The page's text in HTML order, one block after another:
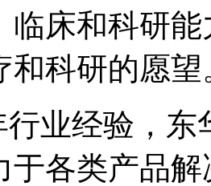
临床和科研
和科研的愿望
行业经验，
于各类产品